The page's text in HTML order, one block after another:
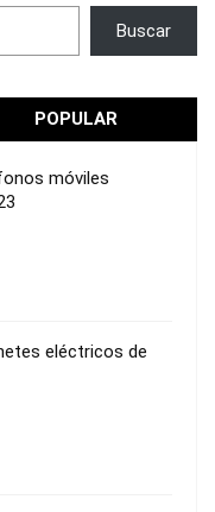
Buscar
POPULAR
móviles
eléctricos de